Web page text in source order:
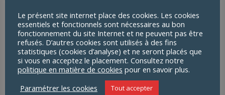
T-shirt pour Homme
The skate things
34,88€– 36,56€Plage
de
prix :
34,88€
Débardeur unisexe
18,40€–20,08€Plage
de
Le présent site internet place des cookies. Les cookies
essentiels et fonctionnels sont nécessaires au bon
fonctionnement du site Internet et ne peuvent pas être
refusés. D’autres cookies sont utilisés à des fins
statistiques (cookies d’analyse) et ne seront placés que
si vous en acceptez le placement. Consultez notre
politique en matière de cookies pour en savoir plus.
Paramétrer les cookies
Tout accepter